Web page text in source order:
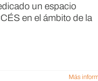
un espacio
en el ámbito de la
Más